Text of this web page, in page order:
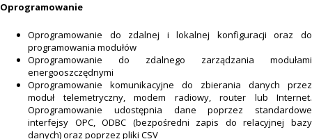
Oprogramowanie
Oprogramowanie do zdalnej i lokalnej konfiguracji oraz do
programowania modułów
Oprogramowanie do zdalnego zarządzania modułami
energooszczędnymi
Oprogramowanie komunikacyjne do zbierania danych przez
moduł telemetryczny, modem radiowy, router lub Internet.
Oprogramowanie udostępnia dane poprzez standardowe
interfejsy OPC, ODBC (bezpośredni zapis do relacyjnej bazy
danych) oraz poprzez pliki CSV